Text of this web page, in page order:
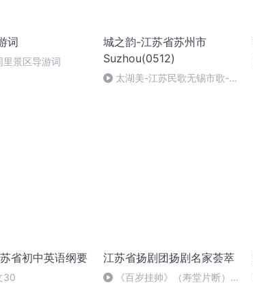
词
里景区导游词
城之韵-江苏省苏州市
Suzhou(0512)
太湖美-江苏民歌无锡市歌-小
省初中英语纲要
30
江苏省扬剧团扬剧名家荟萃
《百岁挂帅》（寿堂片断）高